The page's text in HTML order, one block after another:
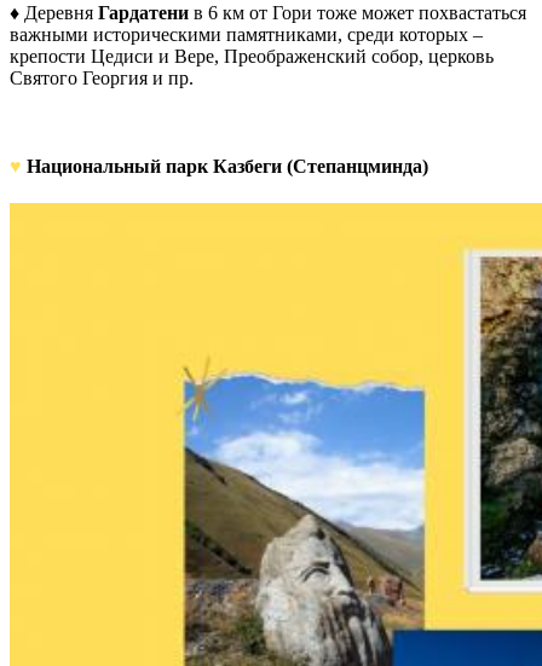
♦ Деревня Гардатени в 6 км от Гори тоже может похвастаться
важными историческими памятниками, среди которых –
крепости Цедиси и Вере, Преображенский собор, церковь
Святого Георгия и пр.
♥ Национальный парк Казбеги (Степанцминда)